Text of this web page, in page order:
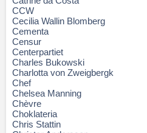
CCW
Cecilia Wallin Blomberg
Cementa
Censur
Centerpartiet
Charles Bukowski
Charlotta von Zweigbergk
Chef
Chelsea Manning
Chèvre
Choklateria
Chris Stattin